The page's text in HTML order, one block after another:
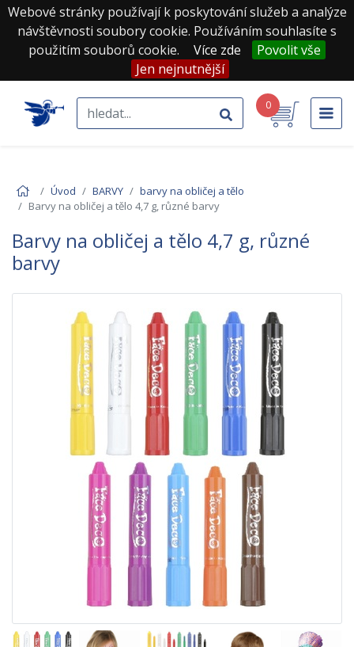
Webové stránky používají k poskytování služeb a analýze
návštěvnosti soubory cookie. Používáním souhlasíte s
použitím souborů cookie.
Více zde
Povolit vše
Jen nejnutnější
0
Úvod BARVY
barvy na obličej a tělo
Barvy na obličej a tělo 4,7 g, různé barvy
Barvy na obličej a tělo 4,7 g, různé
barvy